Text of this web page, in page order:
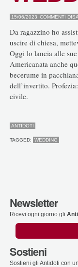
15/06/2023 COMMENTI
Da ragazzino ho
uscire di chiesa,
Oggi lo lancia alle
Americanata anche
becerume in
dell’invertito.
civile.
ANTIDOTI
TAGGED: WEDDING
Newsletter
Ricevi ogni giorno gli
Sostieni
Sostieni gli Antidoti con